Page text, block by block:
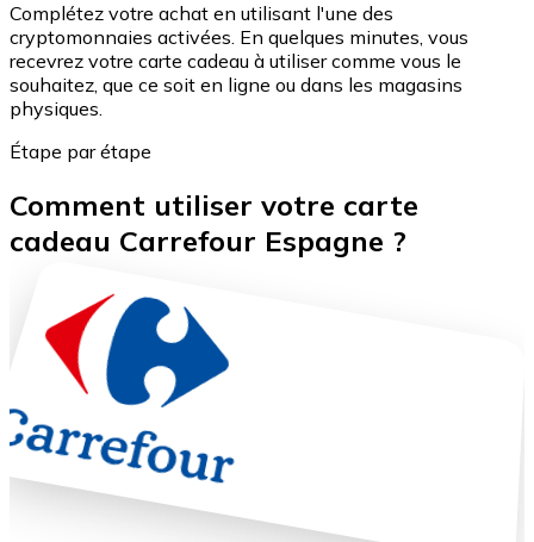
Complétez votre achat en utilisant l'une des
cryptomonnaies activées. En quelques minutes, vous
recevrez votre carte cadeau à utiliser comme vous le
souhaitez, que ce soit en ligne ou dans les magasins
physiques.
Étape par étape
Comment utiliser votre carte
cadeau Carrefour Espagne ?